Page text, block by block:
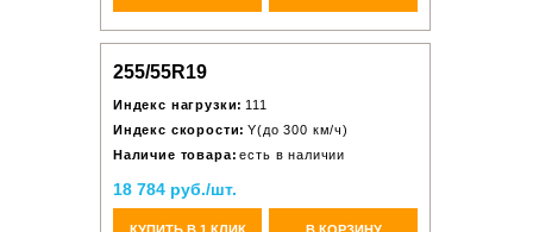
255/55R19
Индекс нагрузки: 111
Индекс скорости: Y(до 300 км/ч)
Наличие товара: есть в наличии
18 784 руб./шт.
КУПИТЬ В 1 КЛИК В КОРЗИНУ